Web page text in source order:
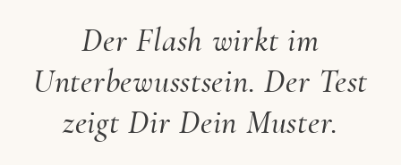
Der Flash wirkt im
Unterbewusstsein. Der Test
zeigt Dir Dein Muster.